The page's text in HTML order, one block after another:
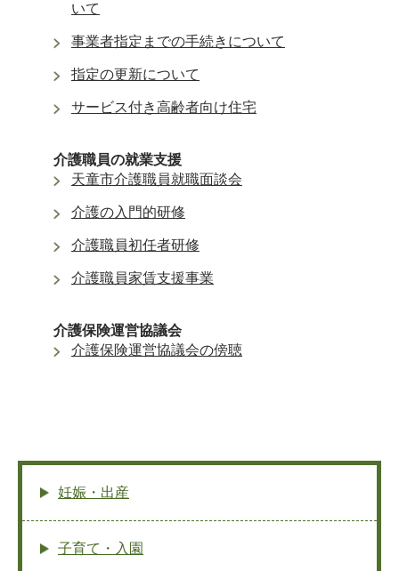
いて
事業者指定までの手続きについて
指定の更新について
サービス付き高齢者向け住宅
介護職員の就業支援
天童市介護職員就職面談会
介護の入門的研修
介護職員初任者研修
介護職員家賃支援事業
介護保険運営協議会
介護保険運営協議会の傍聴
妊娠・出産
子育て・入園